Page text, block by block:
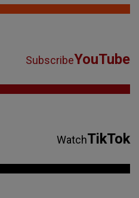
SubscribeYouTube
WatchTikTok